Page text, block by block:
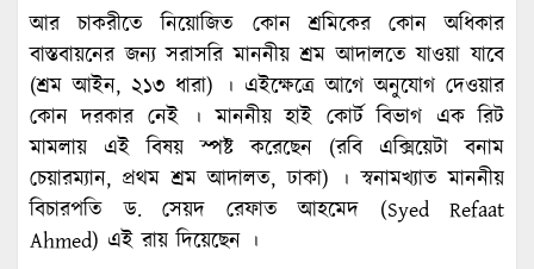
আর চাকরীতে নিয়োজিত কোন শ্রমিকের কোন অধিকার
বাস্তবায়নের জন্য সরাসরি মাননীয় শ্রম আদালতে যাওয়া যাবে
(শ্রম আইন, ২১৩ ধারা) । এইক্ষেত্রে আগে অনুযোগ দেওয়ার
কোন দরকার নেই । মাননীয় হাই কোর্ট বিভাগ এক রিট
মামলায় এই বিষয় স্পষ্ট করেছেন (রবি এক্সিয়েটা বনাম
চেয়ারম্যান, প্রথম শ্রম আদালত, ঢাকা) । স্বনামখ্যাত মাননীয়
বিচারপতি ড. সেয়দ রেফাত আহমেদ (Syed Refaat
Ahmed) এই রায় দিয়েছেন ।